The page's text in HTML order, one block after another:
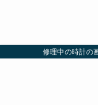
修理中の時計の